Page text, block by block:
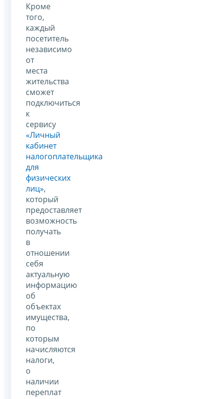
Кроме
того,
каждый
посетитель
независимо
от
места
жительства
сможет
подключиться
к
сервису
«Личный
кабинет
налогоплательщика
для
физических
лиц»,
который
предоставляет
возможность
получать
в
отношении
себя
актуальную
информацию
об
объектах
имущества,
по
которым
начисляются
налоги,
о
наличии
переплат